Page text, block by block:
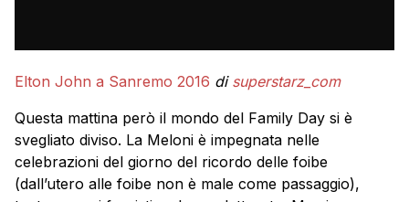
Elton John a Sanremo 2016 di superstarz_com
Questa mattina però il mondo del Family Day si è
svegliato diviso. La Meloni è impegnata nelle
celebrazioni del giorno del ricordo delle foibe
(dall’utero alle foibe non è male come passaggio),